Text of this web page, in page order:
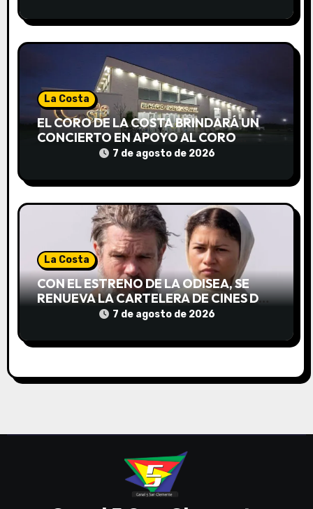
n
a
a
s
La Costa
EL CORO DE LA COSTA BRINDARÁ UN
CONCIERTO EN APOYO AL CORO
NACIONAL DE NIÑOS7 de agosto de 2026
La Costa
CON EL ESTRENO DE LA ODISEA, SE
RENUEVA LA CARTELERA DE CINES DE
7 de agosto de 2026